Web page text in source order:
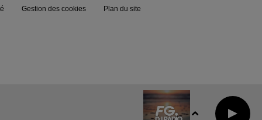
Gestion des cookies Plan du site